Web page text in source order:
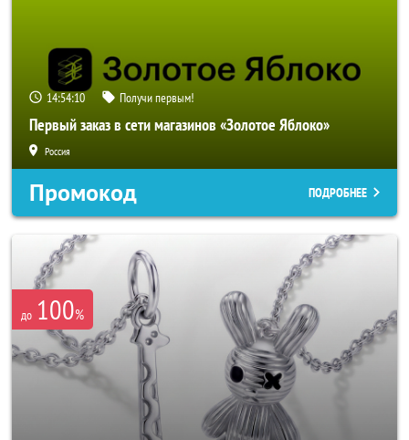
14:54:10 Получи первым!
Первый заказ в сети магазинов «Золотое Яблоко»
Россия
Промокод ПОДРОБНЕЕ
до 100%